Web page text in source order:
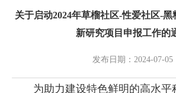
关于启动2024年草榴社区-性爱社区-黑
新研究项目申报工作的
发布日期：2024-07-05
为助力建设特色鲜明的高水平